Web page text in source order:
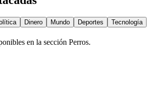
Dinero Mundo Deportes
Tecnología
en la sección Perros.